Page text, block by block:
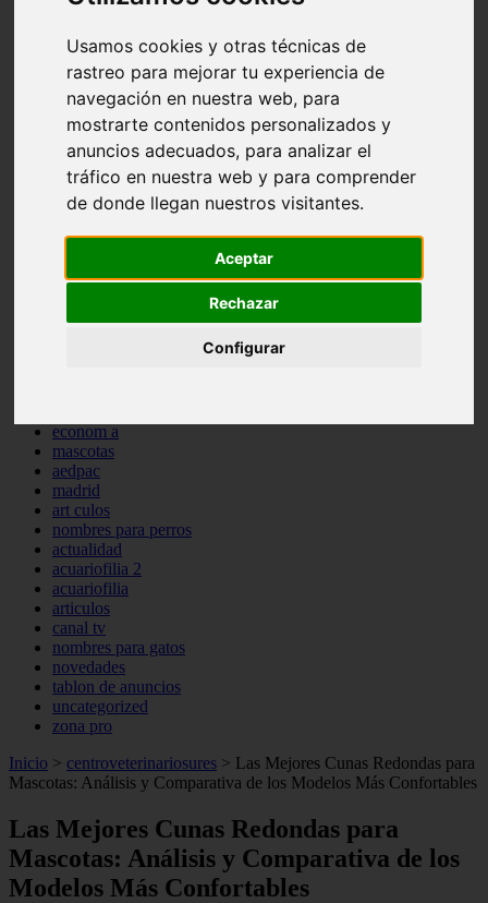
Usamos cookies y otras técnicas de
rastreo para mejorar tu experiencia de
navegación en nuestra web, para
mostrarte contenidos personalizados y
anuncios adecuados, para analizar el
tráfico en nuestra web y para comprender
de donde llegan nuestros visitantes.
Aceptar
Rechazar
Configurar
protagonistas
reptiles
abandono
adopci n
ferias
higiene
snacks
acuario
iberzoo propet
comercios
estanques
conejos
econom a
mascotas
aedpac
madrid
art culos
nombres para perros
actualidad
acuariofilia 2
acuariofilia
articulos
canal tv
nombres para gatos
novedades
tablon de anuncios
uncategorized
zona pro
Inicio > centroveterinariosures > Las Mejores Cunas Redondas para
Mascotas: Análisis y Comparativa de los Modelos Más Confortables
Las Mejores Cunas Redondas para
Mascotas: Análisis y Comparativa de los
Modelos Más Confortables